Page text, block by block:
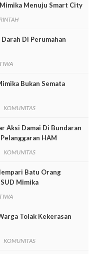
Menuju Smart City
Di Perumahan
Bukan Semata
KOMUNITAS
Aksi Damai Di Bundaran
HAM
KOMUNITAS
Batu Orang
Mimika
Tolak Kekerasan
KOMUNITAS